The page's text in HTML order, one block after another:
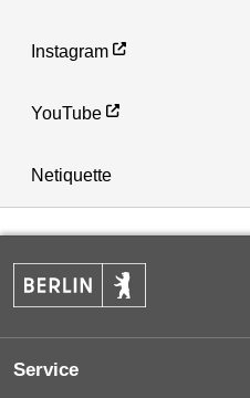
Instagram
YouTube
Netiquette
Service